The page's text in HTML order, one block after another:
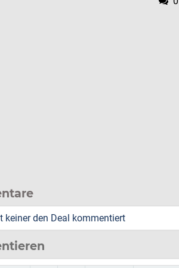
keiner den Deal kommentiert